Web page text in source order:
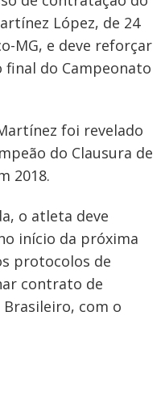
López, de 24
MG, e deve reforçar
final do Campeonato
foi revelado
do Clausura de
2018.
o atleta deve
início da próxima
protocolos de
contrato de
com o